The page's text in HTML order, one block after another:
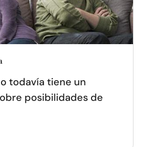
todavía tiene un
posibilidades de